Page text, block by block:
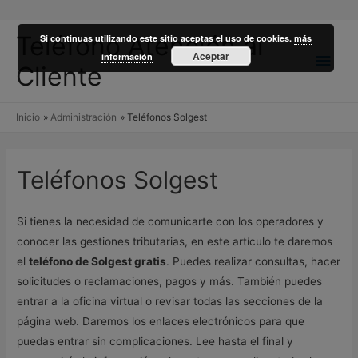
Teléfono Atención al
Cliente
Inicio Administración Teléfonos Solgest
Teléfonos Solgest
Si tienes la necesidad de comunicarte con los operadores y
conocer las gestiones tributarias, en este artículo te daremos
elteléfono de Solgest gratis. Puedes realizar consultas, hacer
solicitudes o reclamaciones, pagos y más. También puedes
entrar a la oficina virtual o revisar todas las secciones de la
página web. Daremos los enlaces electrónicos para que
puedas entrar sin complicaciones. Lee hasta el final y
Si continuas utilizando este sitio aceptas el uso de cookies.más
información
Aceptar